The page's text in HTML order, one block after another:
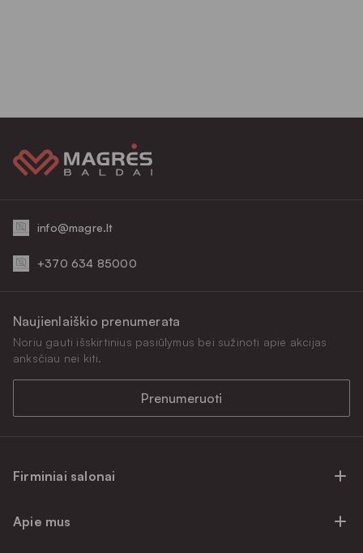
info@magre.lt
+370 634 85000
Firminiai salonai
Apie mus
Naujienlaiškio prenumerata
Noriu gauti išskirtinius pasiūlymus bei sužinoti apie akcijas
anksčiau nei kiti.
Prenumeruoti